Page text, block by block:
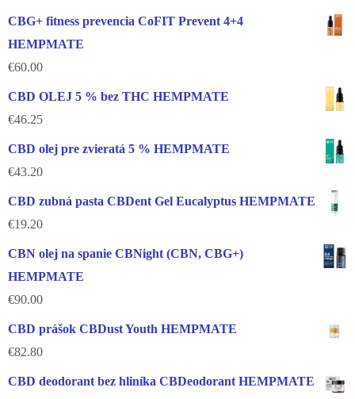
CBG+ fitness prevencia CoFIT Prevent 4+4
HEMPMATE
€60.00
CBD OLEJ 5 % bez THC HEMPMATE
€46.25
CBD olej pre zvieratá 5 % HEMPMATE
€43.20
CBD zubná pasta CBDent Gel Eucalyptus HEMPMATE
€19.20
CBN olej na spanie CBNight (CBN, CBG+)
HEMPMATE
€90.00
CBD prášok CBDust Youth HEMPMATE
€82.80
CBD deodorant bez hliníka CBDeodorant HEMPMATE